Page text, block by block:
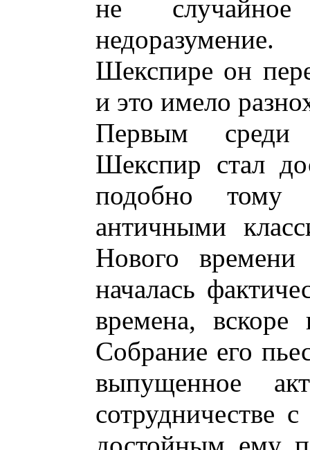
не случайное
Шекспире он
и это имело
Первым среди
Шекспир стал
подобно
античными
Нового
началась
времена,
Собрание его
выпущенное
сотрудничестве